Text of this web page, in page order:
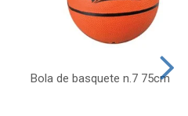
Bola de basquete n.7 75cm